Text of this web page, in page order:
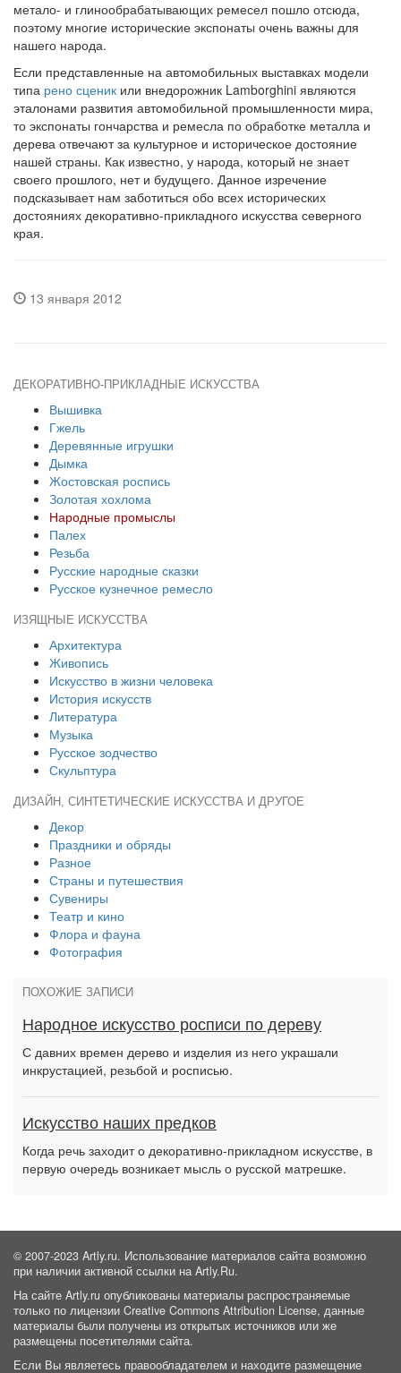
метало- и глинообрабатывающих ремесел пошло отсюда,
поэтому многие исторические экспонаты очень важны для
нашего народа.
Если представленные на автомобильных выставках модели
типа рено сценик или внедорожник Lamborghini являются
эталонами развития автомобильной промышленности мира,
то экспонаты гончарства и ремесла по обработке металла и
дерева отвечают за культурное и историческое достояние
нашей страны. Как известно, у народа, который не знает
своего прошлого, нет и будущего. Данное изречение
подсказывает нам заботиться обо всех исторических
достояниях декоративно-прикладного искусства северного
края.
13 января 2012
ДЕКОРАТИВНО-ПРИКЛАДНЫЕ ИСКУССТВА
Вышивка
Гжель
Деревянные игрушки
Дымка
Жостовская роспись
Золотая хохлома
Народные промыслы
Палех
Резьба
Русские народные сказки
Русское кузнечное ремесло
ИЗЯЩНЫЕ ИСКУССТВА
Архитектура
Живопись
Искусство в жизни человека
История искусств
Литература
Музыка
Русское зодчество
Скульптура
ДИЗАЙН, СИНТЕТИЧЕСКИЕ ИСКУССТВА И ДРУГОЕ
Декор
Праздники и обряды
Разное
Страны и путешествия
Сувениры
Театр и кино
Флора и фауна
Фотография
ПОХОЖИЕ ЗАПИСИ
Народное искусство росписи по дереву
С давних времен дерево и изделия из него украшали
инкрустацией, резьбой и росписью.
Искусство наших предков
Когда речь заходит о декоративно-прикладном искусстве, в
первую очередь возникает мысль о русской матрешке.
© 2007-2023 Artly.ru. Использование материалов сайта возможно
при наличии активной ссылки на Artly.Ru.
На сайте Artly.ru опубликованы материалы распространяемые
только по лицензии Creative Commons Attribution License, данные
материалы были получены из открытых источников или же
размещены посетителями сайта.
Если Вы являетесь правообладателем и находите размещение